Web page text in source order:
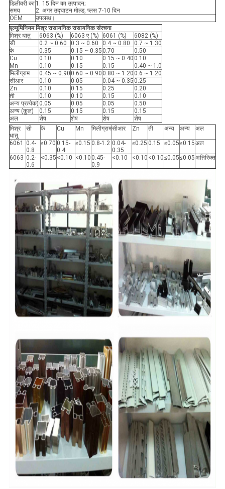
डिलीवरी का
समय
1. 15 दिन का उत्पादन;
2. अगर उद्घाटन मोल्ड, प्लस 7-10 दिन
OEM
उपलब्ध।
एल्यूमिनियम मिश्र रासायनिक रासायनिक संरचना
मिश्र धातु
6063 (%) 6063 ए (%) 6061 (%)
6082 (%)
सी
0.2 ~ 0.60 0.3 ~ 0.60 0.4 ~ 0.80
0.7 ~ 1.30
फे
0.35 0.15 ~ 0.35 0.70
0.50
Cu
0.10 0.10 0.15 ~ 0.40 0.10
Mn
0.10 0.15 0.15
0.40 ~ 1.0
मिलीग्राम
0.45 ~ 0.90 0.60 ~ 0.90 0.80 ~ 1.20 0.6 ~ 1.20
सीआर
0.10 0.05 0.04 ~ 0.35 0.25
Zn
0.10 0.15 0.25
0.20
ती
0.10 0.10 0.15
0.10
अन्य प्रत्येक) 0.05 0.05 0.05
0.50
अन्य (कुल)
0.15 0.15 0.15
0.15
अल
शेष शेष शेष
शेष
मिश्र
धातु
सी फे Cu Mn मिलीग्रामसीआर Zn ती अन्य अन्य अल
6061
0.4-
0.8
≤0.70 0.15-
0.4
≤0.15 0.8-1.2 0.04-
0.35
≤0.25 0.15 ≤0.05≤0.15अल
6063 0.2-
0.6
<0.35 <0.10 <0.10 0.45-
0.9
<0.10 <0.10 <0.10≤0.05≤0.05अतिरिक्त